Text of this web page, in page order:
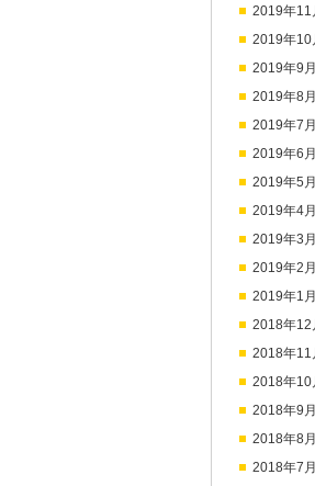
2019年11
2019年10
2019年9月
2019年8月
2019年7月
2019年6月
2019年5月
2019年4月
2019年3月
2019年2月
2019年1月
2018年12
2018年11
2018年10
2018年9月
2018年8月
2018年7月